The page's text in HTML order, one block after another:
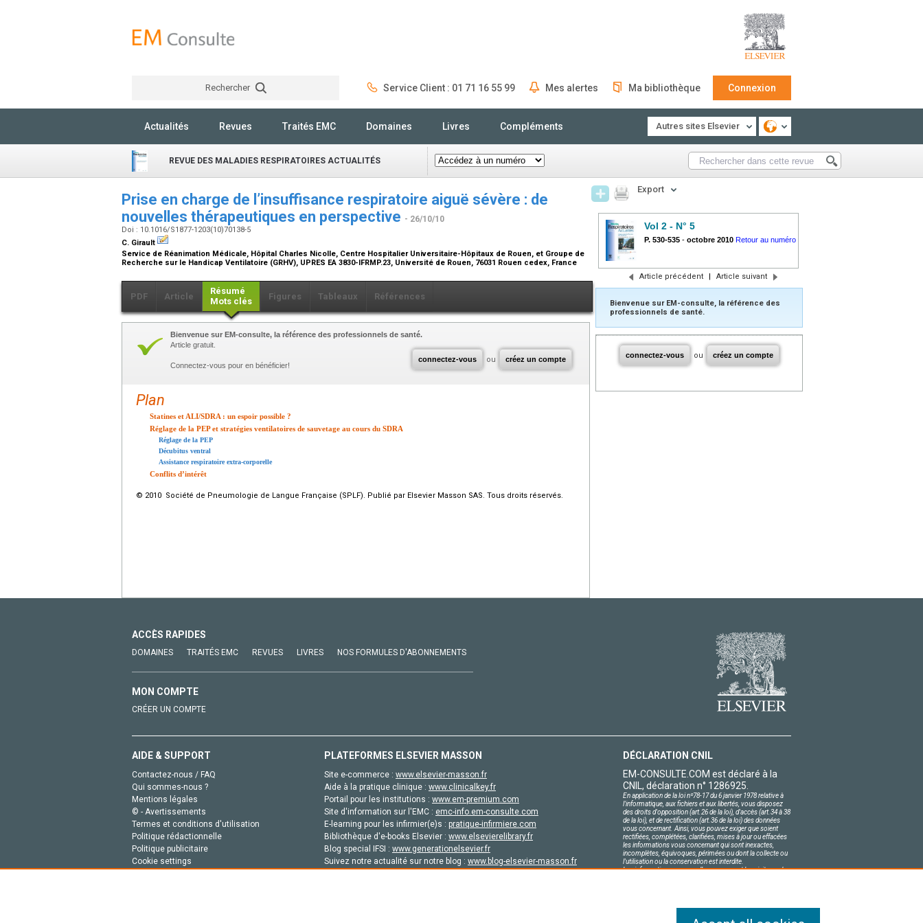
Rechercher Service Client : 01 71 16 55 99 Mes alertes Ma bibliothèque Connexion
Actualités Revues Traités EMC Domaines Livres Compléments Autres sites Elsevier
REVUE DES MALADIES RESPIRATOIRES ACTUALITÉS
Prise en charge de l’insuffisance respiratoire aiguë sévère : de
nouvelles thérapeutiques en perspective - 26/10/10
Doi : 10.1016/S1877-1203(10)70138-5
C. Girault
Service de Réanimation Médicale, Hôpital Charles Nicolle, Centre Hospitalier Universitaire-Hôpitaux de Rouen, et Groupe de
Recherche sur le Handicap Ventilatoire (GRHV), UPRES EA 3830-IFRMP.23, Université de Rouen, 76031 Rouen cedex, France
PDF Article
Résumé
Mots clés
Figures Tableaux Références
connectez-vous ou créez un compte
Bienvenue sur EM-consulte, la référence des professionnels de santé.
Article gratuit.
Connectez-vous pour en bénéficier!
Plan
Statines et ALI/SDRA : un espoir possible ?
Réglage de la PEP et stratégies ventilatoires de sauvetage au cours du SDRA
Réglage de la PEP
Décubitus ventral
Assistance respiratoire extra-corporelle
Conflits d’intérêt
© 2010 Société de Pneumologie de Langue Française (SPLF). Publié par Elsevier Masson SAS. Tous droits réservés.
Export
Vol 2 - N° 5
P. 530-535 - octobre 2010 Retour au numéro
Article précédent | Article suivant
Bienvenue sur EM-consulte, la référence des
professionnels de santé.
connectez-vous ou créez un compte
ACCÈS RAPIDES
DOMAINES TRAITÉS EMC REVUES LIVRES NOS FORMULES D'ABONNEMENTS
MON COMPTE
CRÉER UN COMPTE
AIDE & SUPPORT
Contactez-nous / FAQ
Qui sommes-nous ?
Mentions légales
© - Avertissements
Termes et conditions d'utilisation
Politique rédactionnelle
Politique publicitaire
Cookie settings
PLATEFORMES ELSEVIER MASSON
Site e-commerce : www.elsevier-masson.fr
Aide à la pratique clinique : www.clinicalkey.fr
Portail pour les institutions : www.em-premium.com
Site d'information sur l'EMC : emc-info.em-consulte.com
E-learning pour les infirmier(e)s : pratique-infirmiere.com
Bibliothèque d'e-books Elsevier : www.elsevierelibrary.fr
Blog special IFSI : www.generationelsevier.fr
Suivez notre actualité sur notre blog : www.blog-elsevier-masson.fr
DÉCLARATION CNIL
EM-CONSULTE.COM est déclaré à la
CNIL, déclaration n° 1286925.
En application de la loi nº78-17 du 6 janvier 1978 relative à
l'informatique, aux fichiers et aux libertés, vous disposez
des droits d'opposition (art.26 de la loi), d'accès (art.34 à 38
de la loi), et de rectification (art.36 de la loi) des données
vous concernant. Ainsi, vous pouvez exiger que soient
rectifiées, complétées, clarifiées, mises à jour ou effacées
les informations vous concernant qui sont inexactes,
incomplètes, équivoques, périmées ou dont la collecte ou
l'utilisation ou la conservation est interdite.
Les informations personnelles concernant les visiteurs de